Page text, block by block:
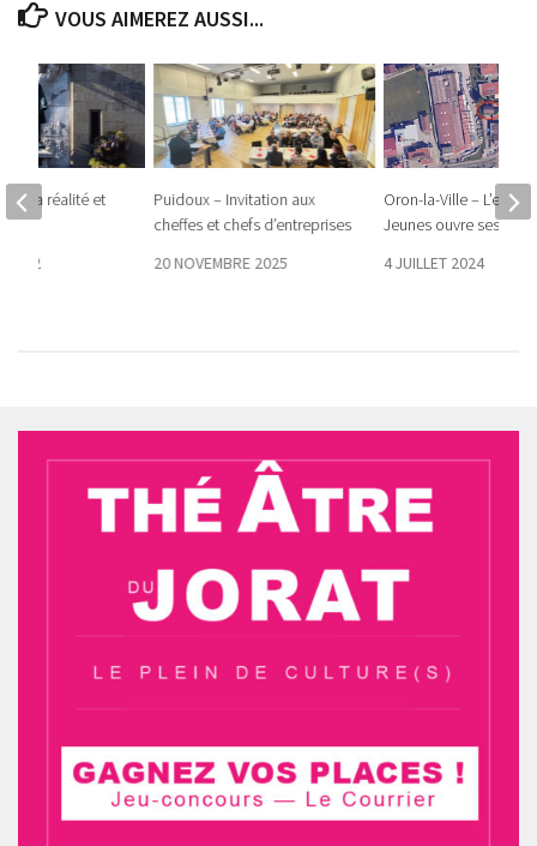
VOUS AIMEREZ AUSSI...
Puidoux – Invitation aux
cheffes et chefs d’entreprises
20 NOVEMBRE 2025
Oron-la-Ville –
Jeunes ouvre ses
4 JUILLET 2024
: la réalité et
2022